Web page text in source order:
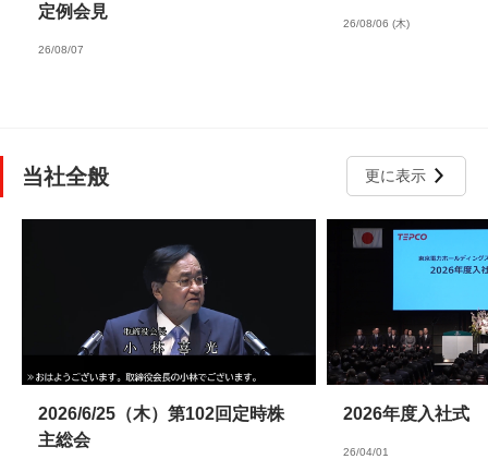
定例会見
26/08/07
26/08/06 (木)
当社全般 更に表示
2026/6/25（木）第102回定時株
主総会
2026年度入社式
26/04/01